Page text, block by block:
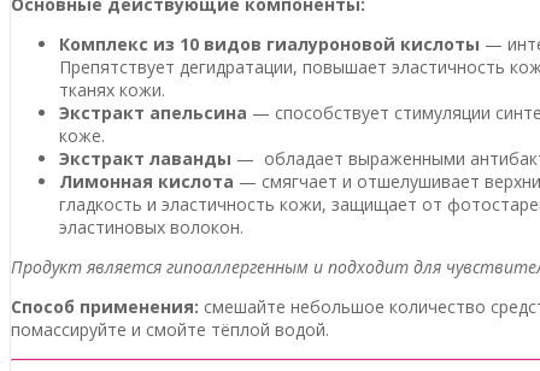
Комплекс из 10 видов гиалуроновой кислоты —
Препятствует дегидратации, повышает эластичность
тканях кожи.
Экстракт апельсина — способствует стимуляции
коже.
Экстракт лаванды — обладает выраженными
Лимонная кислота — смягчает и отшелушивает
гладкость и эластичность кожи, защищает от
эластиновых волокон.
Продукт является гипоаллергенным и подходит для
Способ применения: смешайте небольшое количество
помассируйте и смойте тёплой водой.